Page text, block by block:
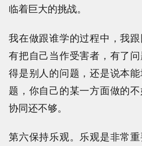
临着巨大的挑战。
我在做跟谁学的过程中，我
有把自己当作受害者，有了
得是别人的问题，还是说本
题，你自己的某一方面做的
协同还不够。
第六保持乐观。乐观是非常